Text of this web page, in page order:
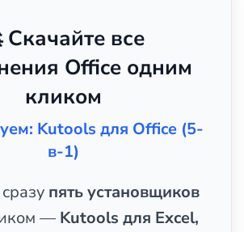
Скачайте все
Office одним
кликом
Kutools для Office (5-
в-1)
пять установщиков
— Kutools для Excel,